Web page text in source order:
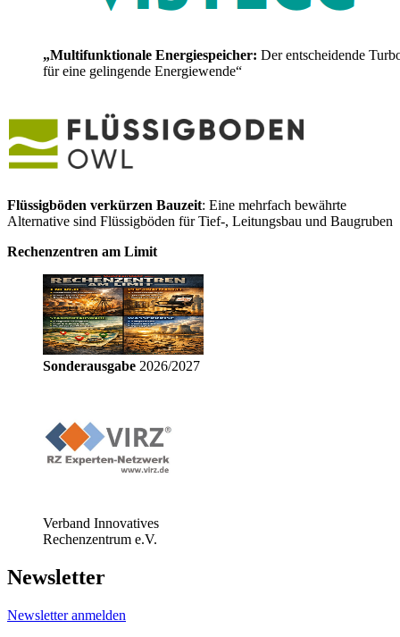
„Multifunktionale Energiespeicher: Der entscheidende
für eine gelingende Energiewende“
Flüssigböden verkürzen Bauzeit: Eine mehrfach bewährte
Alternative sind Flüssigböden für Tief-, Leitungsbau und Baugruben
Rechenzentren am Limit
Sonderausgabe 2026/2027
Verband Innovatives
Rechenzentrum e.V.
Newsletter
Newsletter anmelden